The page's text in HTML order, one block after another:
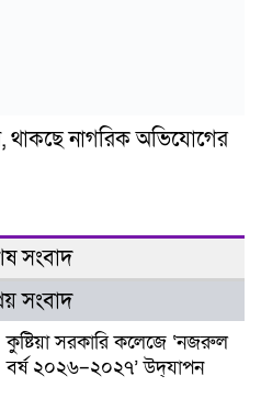
থাকছে নাগরিক অভিযোগের
সংবাদ
সংবাদ
কুষ্টিয়া সরকারি কলেজে ‘নজরুল
বর্ষ ২০২৬–২০২৭’ উদ্‌যাপন